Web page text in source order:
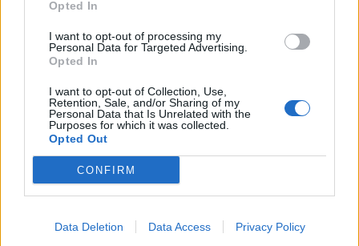
Opted In
I want to opt-out of processing my
Personal Data for Targeted Advertising.
Opted In
I want to opt-out of Collection, Use,
Retention, Sale, and/or Sharing of my
Personal Data that Is Unrelated with the
Purposes for which it was collected.
Opted Out
CONFIRM
Data Deletion Data Access Privacy Policy
alaphelyzete azt feltételezi, hogy legalább
létezik valamiféle közös talaj, ahol a vita
lezajlik. A gyűlölet ellen például úgy tehetne
az ország, ha a másik létezését és alapállását
legitimként fogadná el.
SETYEROV ZORÁN
Szerbia (és Délvidék) ma: zabolátlan
Egy kis ízelítő az elmúlt hét nyomasztó,